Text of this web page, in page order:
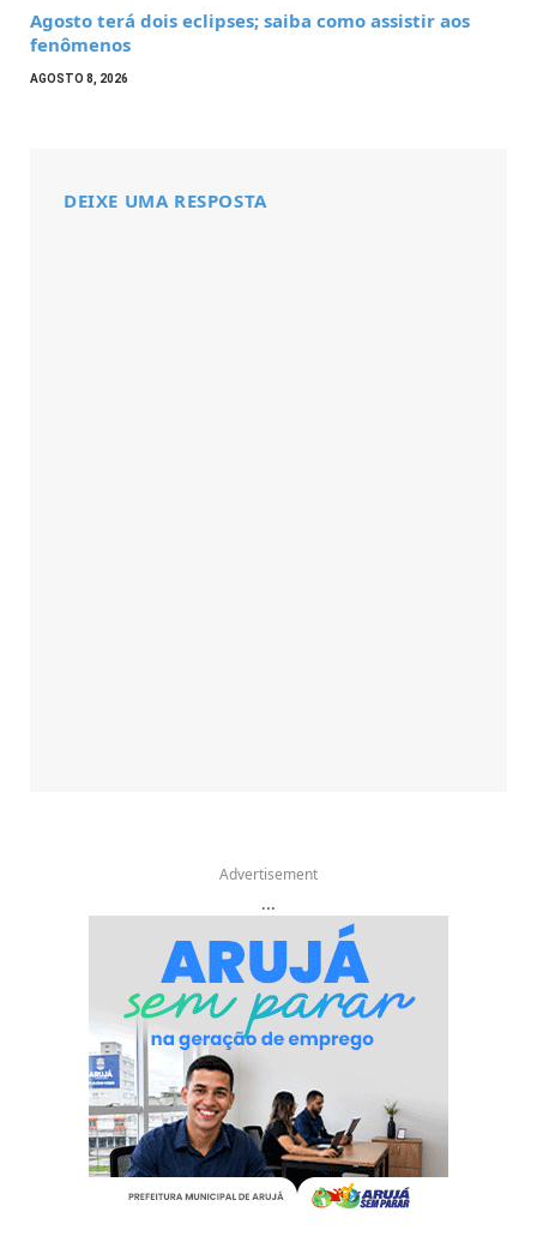
Agosto terá dois eclipses; saiba como assistir aos
fenômenos
AGOSTO 8, 2026
DEIXE UMA RESPOSTA
Advertisement
...